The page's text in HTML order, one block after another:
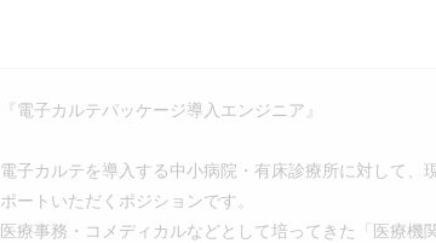
『電子カルテパッケージ導入エンジニア』
電子カルテを導入する中小病院・有床診療所に対して
ポートいただくポジションです。
医療事務・コメディカルなどとして培ってきた「医療